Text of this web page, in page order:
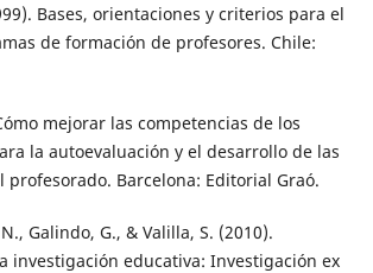
Bases, orientaciones y criterios para el
de formación de profesores. Chile:
mejorar las competencias de los
la autoevaluación y el desarrollo de las
profesorado. Barcelona: Editorial Graó.
Galindo, G., & Valilla, S. (2010).
investigación educativa: Investigación ex